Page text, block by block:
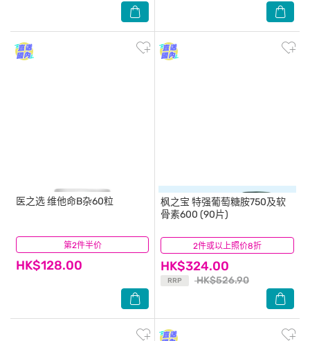
第2件半价
医之选维他命B杂60粒
HK$128.00
(53) 2件或以上照价8折
枫之宝 特强葡萄糖胺750及软
骨素600 (90片)
HK$324.00
RRP HK$526.90
(27)